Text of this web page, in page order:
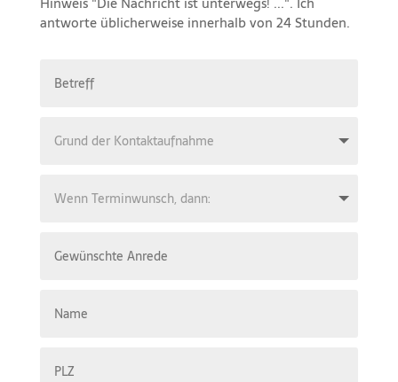
antworte üblicherweise innerhalb von 24 Stunden.